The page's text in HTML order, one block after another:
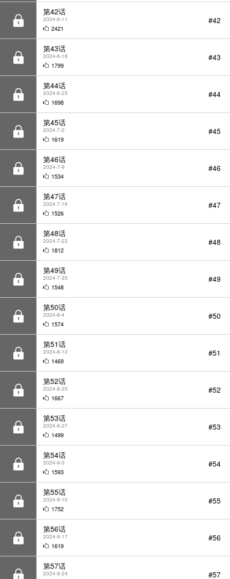
2024-6-11
2421
#42
第43话
1799
#43
第44话
第45话
2024-7-2
1619
第46话
2024-7-9
1534
第47话
2024-7-16
1526
第48话
2024-7-23
第49话
2024-7-30
1548
#49
第50话
2024-8-4
1574
#50
第51话
2024-8-13
1469
#51
第52话
2024-8-20
1667
#52
第53话
2024-8-27
1499
#53
第54话
2024-9-3
1593
第55话
2024-9-10
1752
第56话
2024-9-17
1619
第57话
2024-9-24
1563
第58话
2024-10-1
1582